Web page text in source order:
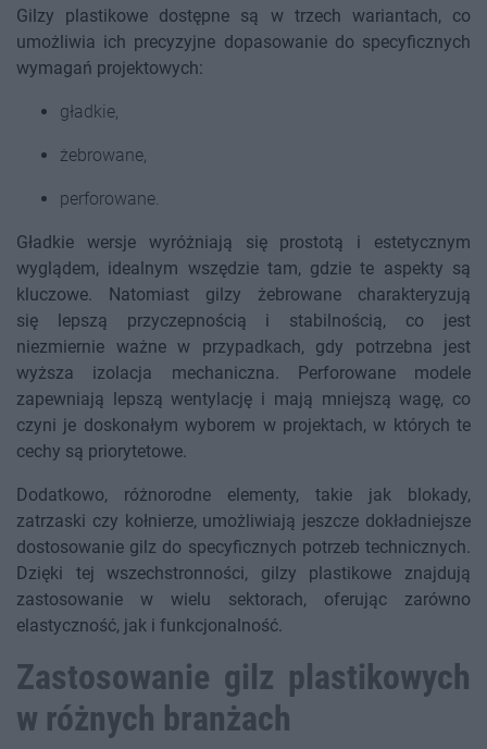
Gilzy plastikowe dostępne są w trzech wariantach, co
umożliwia ich precyzyjne dopasowanie do specyficznych
wymagań projektowych:
gładkie,
żebrowane,
perforowane.
Gładkie wersje wyróżniają się prostotą i estetycznym
wyglądem, idealnym wszędzie tam, gdzie te aspekty są
kluczowe. Natomiast gilzy żebrowane charakteryzują
się lepszą przyczepnością i stabilnością, co jest
niezmiernie ważne w przypadkach, gdy potrzebna jest
wyższa izolacja mechaniczna. Perforowane modele
zapewniają lepszą wentylację i mają mniejszą wagę, co
czyni je doskonałym wyborem w projektach, w których te
cechy są priorytetowe.
Dodatkowo, różnorodne elementy, takie jak blokady,
zatrzaski czy kołnierze, umożliwiają jeszcze dokładniejsze
dostosowanie gilz do specyficznych potrzeb technicznych.
Dzięki tej wszechstronności, gilzy plastikowe znajdują
zastosowanie w wielu sektorach, oferując zarówno
elastyczność, jak i funkcjonalność.
Zastosowanie gilz plastikowych
w różnych branżach